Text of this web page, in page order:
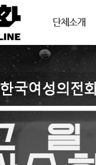
단체소개
강릉여성의전화는
목표
조직도
오시는길